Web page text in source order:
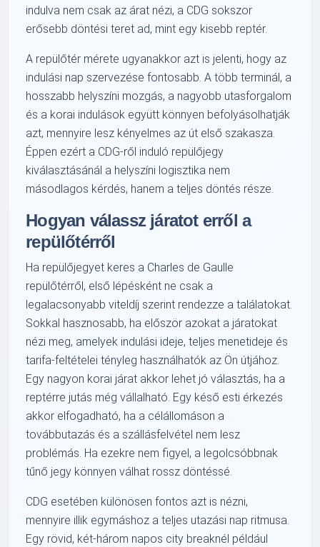
indulva nem csak az árat nézi, a CDG sokszor
erősebb döntési teret ad, mint egy kisebb reptér.
A repülőtér mérete ugyanakkor azt is jelenti, hogy az
indulási nap szervezése fontosabb. A több terminál, a
hosszabb helyszíni mozgás, a nagyobb utasforgalom
és a korai indulások együtt könnyen befolyásolhatják
azt, mennyire lesz kényelmes az út első szakasza.
Éppen ezért a CDG-ről induló repülőjegy
kiválasztásánál a helyszíni logisztika nem
másodlagos kérdés, hanem a teljes döntés része.
Hogyan válassz járatot erről a
repülőtérről
Ha repülőjegyet keres a Charles de Gaulle
repülőtérről, első lépésként ne csak a
legalacsonyabb viteldíj szerint rendezze a találatokat.
Sokkal hasznosabb, ha először azokat a járatokat
nézi meg, amelyek indulási ideje, teljes menetideje és
tarifa-feltételei tényleg használhatók az Ön útjához.
Egy nagyon korai járat akkor lehet jó választás, ha a
reptérre jutás még vállalható. Egy késő esti érkezés
akkor elfogadható, ha a célállomáson a
továbbutazás és a szállásfelvétel nem lesz
problémás. Ha ezekre nem figyel, a legolcsóbbnak
tűnő jegy könnyen válhat rossz döntéssé.
CDG esetében különösen fontos azt is nézni,
mennyire illik egymáshoz a teljes utazási nap ritmusa.
Egy rövid, két-három napos city breaknél például